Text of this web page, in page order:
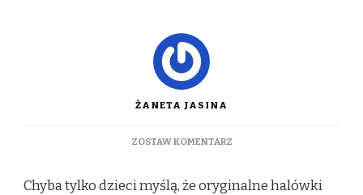
ŻANETA JASINA
ZOSTAW KOMENTARZDO
ODZIEŻ
Chyba tylko dzieci myślą, że oryginalne halówki